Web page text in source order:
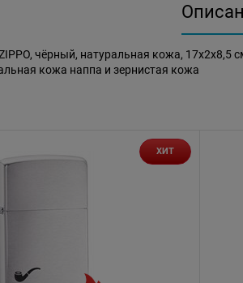
чёрный, натуральная кожа, 17x2x8,5
кожа наппа и зернистая кожа
ХИТ